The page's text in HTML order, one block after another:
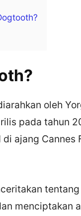
oleh
pada tahun
ajang
menciptakan